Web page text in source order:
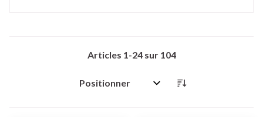
Articles 1-24sur 104
Trier par: